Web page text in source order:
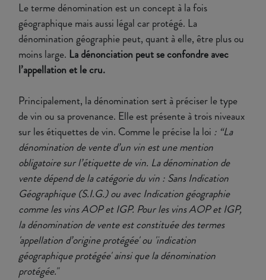
Le terme dénomination est un concept à la fois
géographique mais aussi légal car protégé. La
dénomination géographie peut, quant à elle, être plus ou
moins large. La dénonciation peut se confondre avec
l’appellation et le cru.
Principalement, la dénomination sert à préciser le type
de vin ou sa provenance. Elle est présente à trois niveaux
sur les étiquettes de vin. Comme le précise la loi : “La
dénomination de vente d’un vin est une mention
obligatoire sur l’étiquette de vin. La dénomination de
vente dépend de la catégorie du vin : Sans Indication
Géographique (S.I.G.) ou avec Indication géographie
comme les vins AOP et IGP. Pour les vins AOP et IGP,
la dénomination de vente est constituée des termes
'appellation d’origine protégée' ou 'indication
géographique protégée' ainsi que la dénomination
protégée."